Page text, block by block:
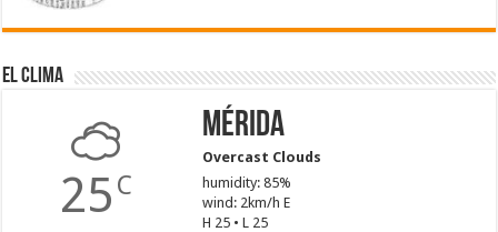
El Clima
25 C
Mérida
Overcast Clouds
humidity: 85%
wind: 2km/h E
H 25 • L 25